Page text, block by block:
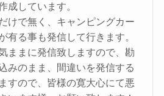
成しています。
けで無く、キャンピングカー
有る事も発信して行きます。
ままに発信致しますので、勘
みのまま、間違いを発信する
すので、皆様の寛大心にて悪